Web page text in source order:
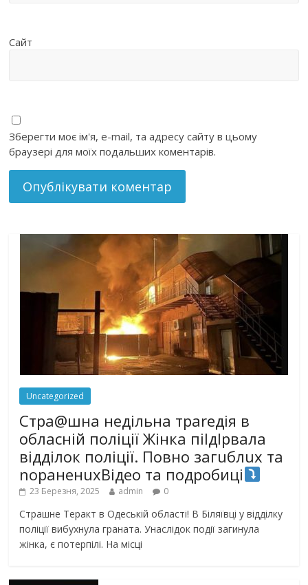
Сайт
Зберегти моє ім'я, e-mail, та адресу сайту в цьому
браузері для моїх подальших коментарів.
Uncategorized
Стра@шна недільна траrедія в
обласній поліції Жінка піlдlрвала
відділок поліції. Повно загuблuх та
nораненuхВідео та подробиці
23 Березня, 2025 admin 0
Страшне Теракт в Одеській області! В Біляївці у відділку
поліції вибухнула граната. Унаслідок події загинула
жінка, є потерпілі. На місці